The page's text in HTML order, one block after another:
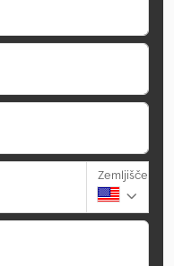
Zemljišče